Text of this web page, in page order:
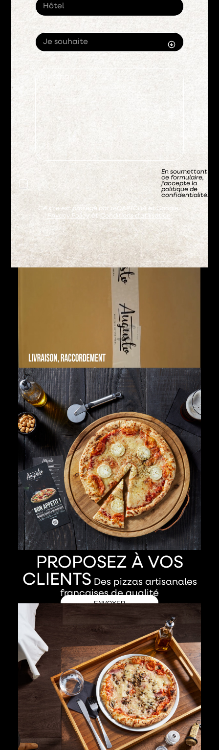
Hôtel
Je souhaite
En soumettant
ce formulaire,
j'accepte la
politique de
confidentialité.
Ce site est protégé par reCAPTCHA et Google :
Privacy Policy et Conditions d'utilisation
PROPOSEZ À VOS
CLIENTS Des pizzas artisanales
françaises de qualité